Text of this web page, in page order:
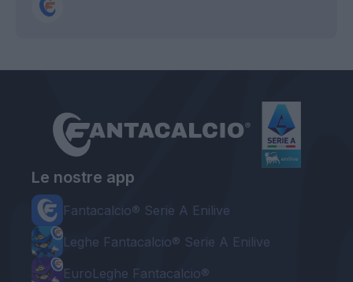
Le nostre app
Fantacalcio® Serie A Enilive
Leghe Fantacalcio® Serie A Enilive
EuroLeghe Fantacalcio®